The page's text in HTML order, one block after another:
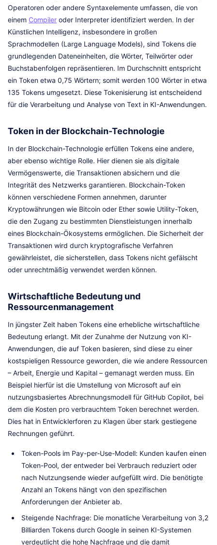
Operatoren oder andere Syntaxelemente umfassen, die von
einem Compiler oder Interpreter identifiziert werden. In der
Künstlichen Intelligenz, insbesondere in großen
Sprachmodellen (Large Language Models), sind Tokens die
grundlegenden Dateneinheiten, die Wörter, Teilwörter oder
Buchstabenfolgen repräsentieren. Im Durchschnitt entspricht
ein Token etwa 0,75 Wörtern; somit werden 100 Wörter in etwa
135 Tokens umgesetzt. Diese Tokenisierung ist entscheidend
für die Verarbeitung und Analyse von Text in KI-Anwendungen.
Token in der Blockchain-Technologie
In der Blockchain-Technologie erfüllen Tokens eine andere,
aber ebenso wichtige Rolle. Hier dienen sie als digitale
Vermögenswerte, die Transaktionen absichern und die
Integrität des Netzwerks garantieren. Blockchain-Token
können verschiedene Formen annehmen, darunter
Kryptowährungen wie Bitcoin oder Ether sowie Utility-Token,
die den Zugang zu bestimmten Dienstleistungen innerhalb
eines Blockchain-Ökosystems ermöglichen. Die Sicherheit der
Transaktionen wird durch kryptografische Verfahren
gewährleistet, die sicherstellen, dass Tokens nicht gefälscht
oder unrechtmäßig verwendet werden können.
Wirtschaftliche Bedeutung und
Ressourcenmanagement
In jüngster Zeit haben Tokens eine erhebliche wirtschaftliche
Bedeutung erlangt. Mit der Zunahme der Nutzung von KI-
Anwendungen, die auf Token basieren, sind diese zu einer
kostspieligen Ressource geworden, die wie andere Ressourcen
– Arbeit, Energie und Kapital – gemanagt werden muss. Ein
Beispiel hierfür ist die Umstellung von Microsoft auf ein
nutzungsbasiertes Abrechnungsmodell für GitHub Copilot, bei
dem die Kosten pro verbrauchtem Token berechnet werden.
Dies hat in Entwicklerforen zu Klagen über stark gestiegene
Rechnungen geführt.
Token-Pools im Pay-per-Use-Modell: Kunden kaufen einen
Token-Pool, der entweder bei Verbrauch reduziert oder
nach Nutzungsende wieder aufgefüllt wird. Die benötigte
Anzahl an Tokens hängt von den spezifischen
Anforderungen der Anbieter ab.
Steigende Nachfrage: Die monatliche Verarbeitung von 3,2
Billiarden Tokens durch Google in seinen KI-Systemen
verdeutlicht die hohe Nachfrage und die damit